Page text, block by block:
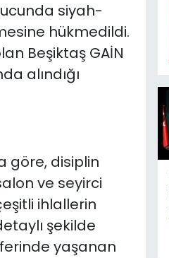
siyah-
hükmedildi.
Beşiktaş GAİN
alındığı
göre, disiplin
ve seyirci
ihlallerin
şekilde
yaşanan